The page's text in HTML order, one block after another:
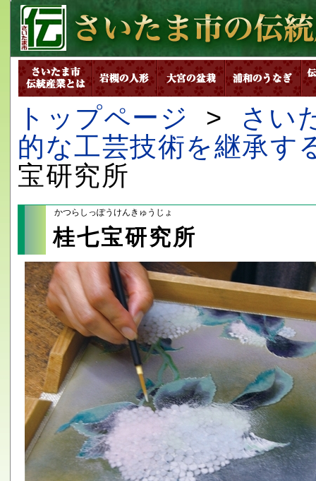
トップページ >
さい
的な工芸技術を継承す
宝研究所
かつらしっぽうけんきゅうじょ
桂七宝研究所